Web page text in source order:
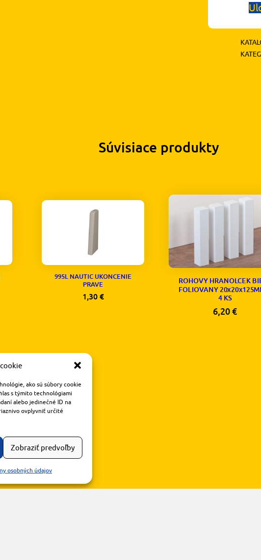
ako sú súbory cookie
s týmito technológiami
alebo jedinečné ID na
ovplyvniť určité
Zobraziť predvoľby
osobných údajov
Súvisiace produkty
995L NAUTIC UKONCENIE
PRAVE
1,30 €
ROHOVY HRANOLCEK
FOLIOVANY
4 KS
6,20€